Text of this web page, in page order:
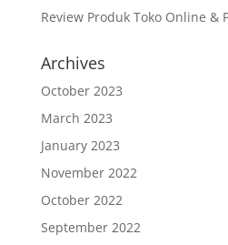
Review Produk Toko Online &
Archives
October 2023
March 2023
January 2023
November 2022
October 2022
September 2022